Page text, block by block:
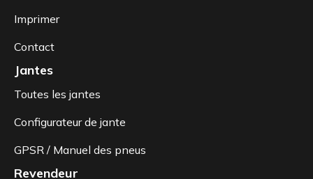
Imprimer
Contact
Jantes
Toutes les jantes
Configurateur de jante
GPSR / Manuel des pneus
Revendeur